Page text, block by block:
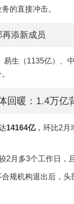
的直接冲击。
添新成员
易生（1135亿）、
回暖：1.4万亿
14164亿，环比2月
2月多3个工作日，
合规机构退出后，